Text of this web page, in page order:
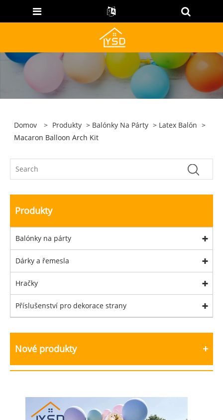
Domov > Produkty > Balónky Na Párty > Latex Balón >
Macaron Balloon Arch Kit
Produkty
Balónky na párty
Dárky a řemesla
Hračky
Příslušenství pro dekorace strany
Nové produkty